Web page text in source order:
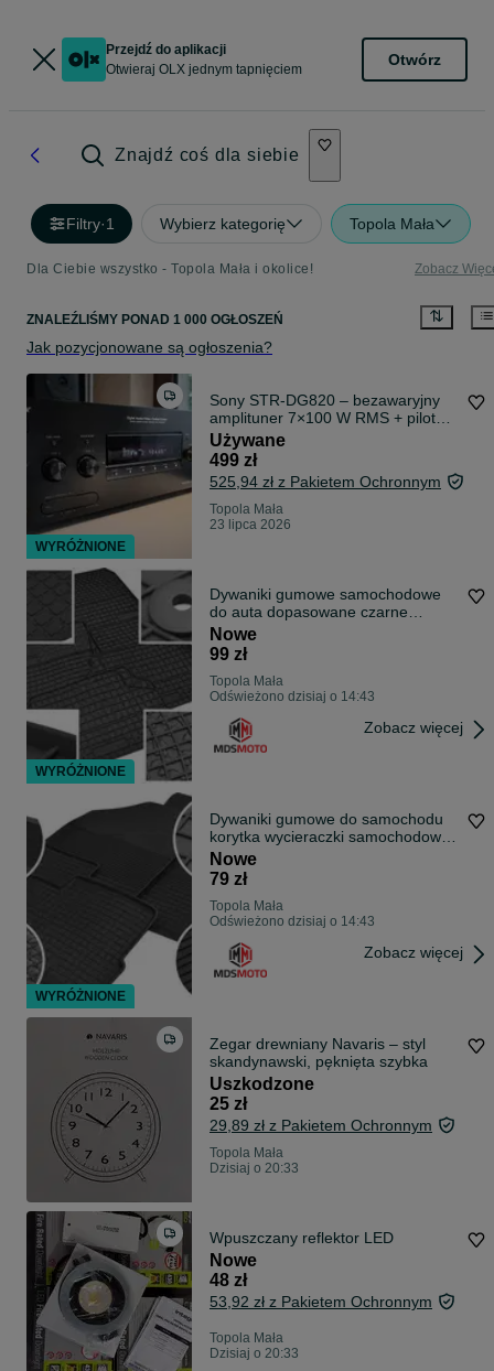
Przejdź do aplikacji
Otwieraj OLX jednym tapnięciem
Otwórz
Znajdź coś dla siebie
Filtry·1 Wybierz kategorię Topola Mała
Dla Ciebie wszystko - Topola Mała i okolice! Zobacz
ZNALEŹLIŚMY PONAD 1 000 OGŁOSZEŃ
Jak pozycjonowane są ogłoszenia?
Sony STR‑DG820 – bezawaryjny
amplituner 7×100 W RMS + pilot
oryginał
Używane
499 zł
525,94 zł z Pakietem Ochronnym
Topola Mała
23 lipca 2026
Dywaniki gumowe samochodowe
do auta dopasowane czarne
Prismat +stopery
Nowe
99 zł
Topola Mała
Odświeżono dzisiaj o 14:43
Zobacz więcej
Dywaniki gumowe do samochodu
korytka wycieraczki samochodowe
korytkowe
Nowe
79 zł
Topola Mała
Odświeżono dzisiaj o 14:43
Zobacz więcej
Zegar drewniany Navaris – styl
skandynawski, pęknięta szybka
Uszkodzone
25 zł
29,89 zł z Pakietem Ochronnym
Topola Mała
Dzisiaj o 20:33
Wpuszczany reflektor LED
Nowe
48 zł
53,92 zł z Pakietem Ochronnym
Topola Mała
Dzisiaj o 20:33
WYRÓŻNIONE
WYRÓŻNIONE
WYRÓŻNIONE